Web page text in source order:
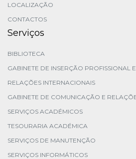
LOCALIZAÇÃO
CONTACTOS
Serviços
BIBLIOTECA
GABINETE DE INSERÇÃO PROFISSIONAL
RELAÇÕES INTERNACIONAIS
GABINETE DE COMUNICAÇÃO E
SERVIÇOS ACADÉMICOS
TESOURARIA ACADÉMICA
SERVIÇOS DE MANUTENÇÃO
SERVIÇOS INFORMÁTICOS